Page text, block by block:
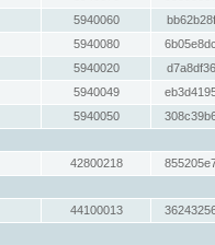
5940060
5940080
5940020
5940049
5940050
42800218
44100013